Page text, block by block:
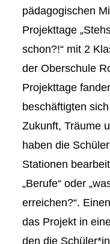
pädagogischen
Projekttage
schon?!“ mit 2
der Oberschule
Projekttage
beschäftigten
Zukunft, Träume
haben die
Stationen
„Berufe“ oder
erreichen?“.
das Projekt in
den die